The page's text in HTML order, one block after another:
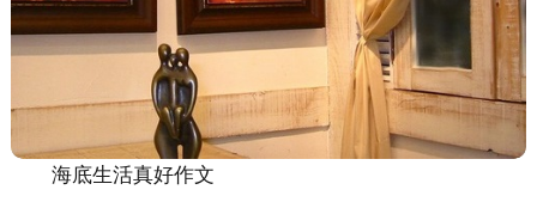
海底生活真好作文